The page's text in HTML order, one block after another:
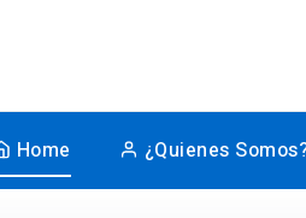
Home ¿Quienes